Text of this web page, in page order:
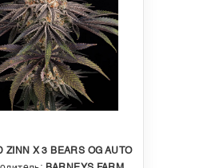
ZINN X 3 BEARS OG AUTO